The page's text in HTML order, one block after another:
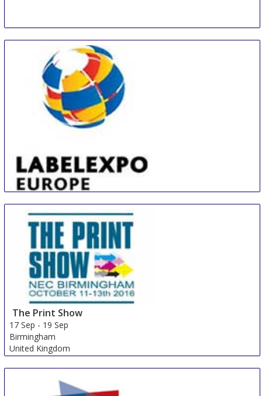
Panama City
16 Sep-
19 Sep
Barcelona
The Print Show
17 Sep - 19 Sep
Birmingham
United Kingdom